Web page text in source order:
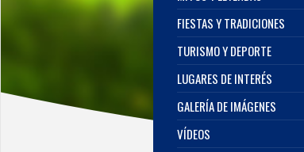
FIESTAS Y TRADICIONES
TURISMO Y DEPORTE
LUGARES DE INTERÉS
GALERÍA DE IMÁGENES
VÍDEOS